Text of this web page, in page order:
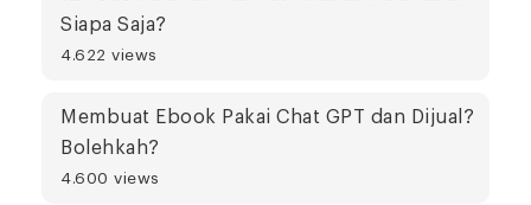
Siapa Saja?
4.622 views
Membuat Ebook Pakai Chat GPT dan Dijual?
Bolehkah?
4.600 views